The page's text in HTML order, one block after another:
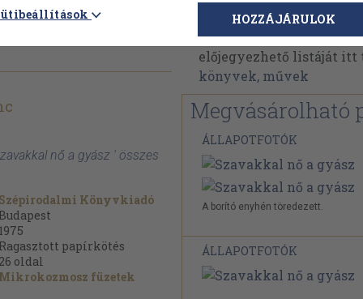
nő a gyász ' összes
Szépirodalmi Könyvkiadó
Budapest
1975
Ragasztott papírkötés
26 oldal
Mikrokozmosz füzetek
Szabó Lőrinc
Szabó Lőrinc műveinek
előjegyezhető listáját
könyvek, művek
Megvásárolható
ÁLLAPOTFOTÓK
A borító enyhén töredezett.
ÁLLAPOTFOTÓK
HOZZÁJÁRULOK